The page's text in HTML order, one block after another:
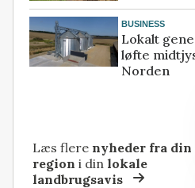
BUSINESS
Lokalt
løfte
Norden
Læs flere nyheder fra din
region i dinlokale
landbrugsavis